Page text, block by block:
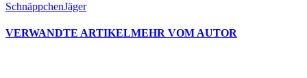
SchnäppchenJäger
VERWANDTE ARTIKELMEHR VOM AUTOR